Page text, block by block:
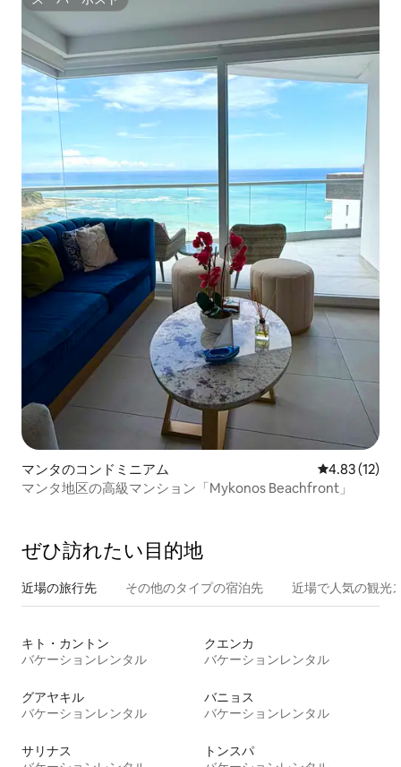
スーパーホスト
マンタのコンドミニアム レビュー12
4.83 (12)
マンタ地区の高級マンション「Mykonos Beachfront」
ぜひ訪⁠れ⁠た⁠い目⁠的⁠地
近場の旅行先 その他のタ⁠イ⁠プ⁠の宿⁠泊⁠先 近場で人気の観光
キト・カントン
バケーションレンタル
クエンカ
バケーションレンタル
グアヤキル
バケーションレンタル
バニョス
バケーションレンタル
サリナス
トンスパ